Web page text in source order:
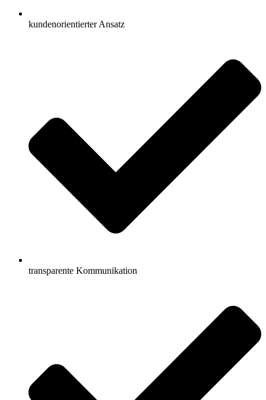
kundenorientierter Ansatz
transparente Kommunikation